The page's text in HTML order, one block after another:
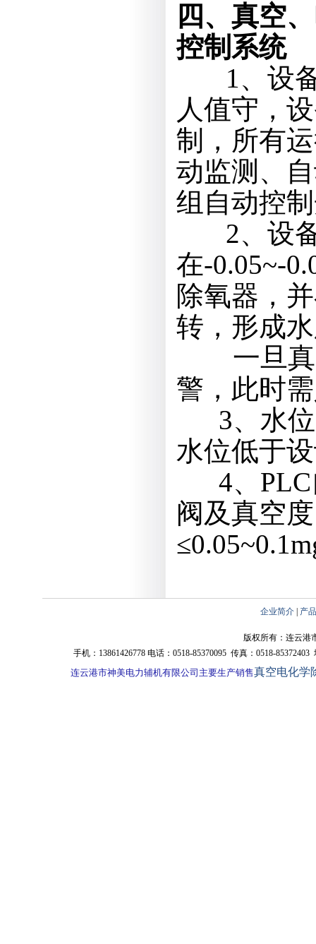
四、真空
控制系统
1、设备
人值守，
制，所有
动监测、
组自动控
2、设备
在-0.05~-
除氧器，
转，形成
一旦真
警，此时
3、水位
水位低于
4、PLC
阀及真空
企业简介| 产
版权所有：连云港
手机：13861426778 电话：0518-85370095 传真：0518-
连云港市神美电力辅机有限公司主要生产销售真空电化学